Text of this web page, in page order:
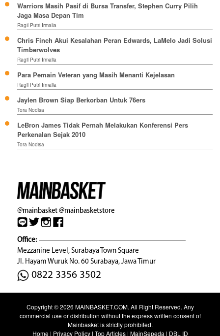
Warriors Masih Pasif di Bursa Transfer, Stephen Curry Pilih
Jaga Masa Depan Tim
Ragil Putri Irmalia
Chris Finch Akui Kesalahan Peran Edwards, LaMelo Jadi Solusi
Timberwolves
Ragil Putri Irmalia
Para Pemain Veteran yang Masih Menanti Kejelasan
Ragil Putri Irmalia
Jaylen Brown Siap Berkorban Untuk 76ers
Tora Nodisa
LeBron James Tidak Pernah Melakukan Konferensi Pers
Perkenalan Sejak 2010
Tora Nodisa
@mainbasket@mainbasketstore
Office:
Mezzanine Level, Surabaya Town Square
Jl. Hayam Wuruk No. 60 Surabaya, Jawa Timur
0822 3356 3502
Copyright © 2026 MAINBASKET.COM. All Right Reserved. Any
commercial use or distribution without the express written consent of
Mainbasket is strictly prohibited.
Home| Privacy Policy| Top Articles| MainSepeda| DBL ID